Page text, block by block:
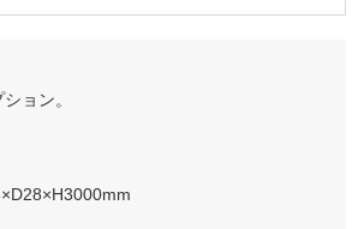
ョン。